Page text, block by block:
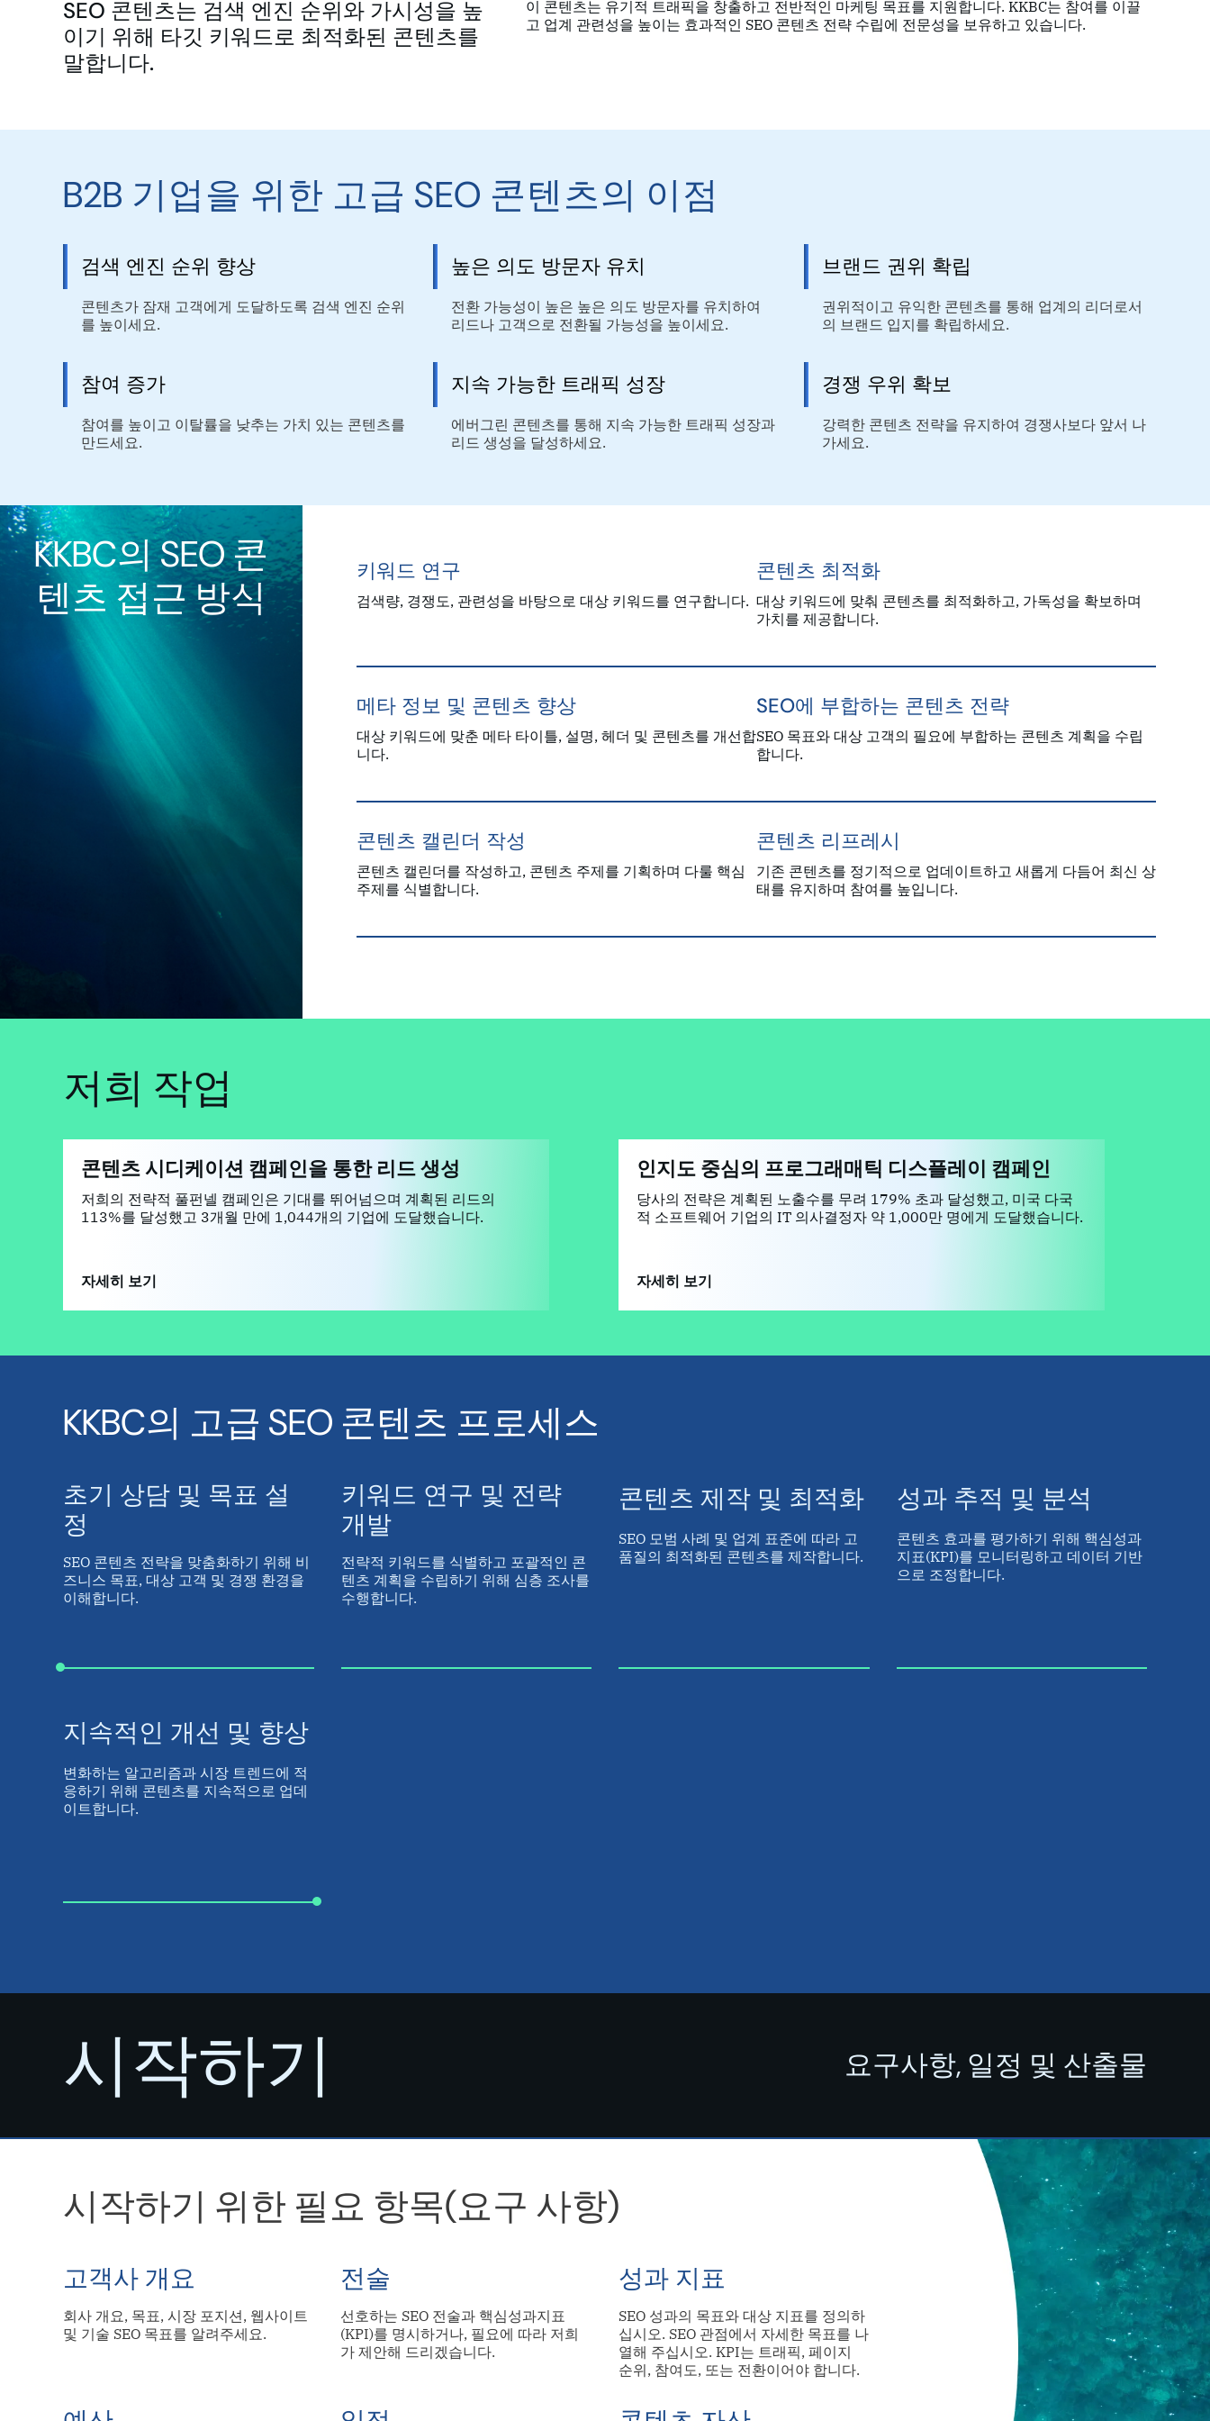
SEO 콘텐츠는 검색 엔진 순위와 가시성을 높
이기 위해 타깃 키워드로 최적화된 콘텐츠를
말합니다.
이 콘텐츠는 유기적 트래픽을 창출하고 전반적인 마케팅 목표를 지원합니다. KKBC는 참여를 이끌
고 업계 관련성을 높이는 효과적인 SEO 콘텐츠 전략 수립에 전문성을 보유하고 있습니다.
B2B 기업을 위한 고급 SEO 콘텐츠의 이점
검색 엔진 순위 향상
콘텐츠가 잠재 고객에게 도달하도록 검색 엔진 순위
를 높이세요.
높은 의도 방문자 유치
전환 가능성이 높은 높은 의도 방문자를 유치하여
리드나 고객으로 전환될 가능성을 높이세요.
브랜드 권위 확립
권위적이고 유익한 콘텐츠를 통해 업계의 리더로서
의 브랜드 입지를 확립하세요.
참여 증가
참여를 높이고 이탈률을 낮추는 가치 있는 콘텐츠를
만드세요.
지속 가능한 트래픽 성장
에버그린 콘텐츠를 통해 지속 가능한 트래픽 성장과
리드 생성을 달성하세요.
경쟁 우위 확보
강력한 콘텐츠 전략을 유지하여 경쟁사보다 앞서 나
가세요.
KKBC의 SEO 콘
텐츠 접근 방식
키워드 연구
검색량, 경쟁도, 관련성을 바탕으로 대상 키워드를 연구합니다.
콘텐츠 최적화
대상 키워드에 맞춰 콘텐츠를 최적화하고, 가독성을 확보하며
가치를 제공합니다.
메타 정보 및 콘텐츠 향상
대상 키워드에 맞춘 메타 타이틀, 설명, 헤더 및 콘텐츠를 개선합
니다.
SEO에 부합하는 콘텐츠 전략
SEO 목표와 대상 고객의 필요에 부합하는 콘텐츠 계획을 수립
합니다.
콘텐츠 캘린더 작성
콘텐츠 캘린더를 작성하고, 콘텐츠 주제를 기획하며 다룰 핵심
주제를 식별합니다.
콘텐츠 리프레시
기존 콘텐츠를 정기적으로 업데이트하고 새롭게 다듬어 최신 상
태를 유지하며 참여를 높입니다.
저희 작업
콘텐츠 시디케이션 캠페인을 통한 리드 생성
저희의 전략적 풀펀넬 캠페인은 기대를 뛰어넘으며 계획된 리드의
113%를 달성했고 3개월 만에 1,044개의 기업에 도달했습니다.
자세히 보기
인지도 중심의 프로그래매틱 디스플레이 캠페인
당사의 전략은 계획된 노출수를 무려 179% 초과 달성했고, 미국 다국
적 소프트웨어 기업의 IT 의사결정자 약 1,000만 명에게 도달했습니다.
자세히 보기
KKBC의 고급 SEO 콘텐츠 프로세스
초기 상담 및 목표 설
정
SEO 콘텐츠 전략을 맞춤화하기 위해 비
즈니스 목표, 대상 고객 및 경쟁 환경을
이해합니다.
키워드 연구 및 전략
개발
전략적 키워드를 식별하고 포괄적인 콘
텐츠 계획을 수립하기 위해 심층 조사를
수행합니다.
콘텐츠 제작 및 최적화
SEO 모범 사례 및 업계 표준에 따라 고
품질의 최적화된 콘텐츠를 제작합니다.
성과 추적 및 분석
콘텐츠 효과를 평가하기 위해 핵심성과
지표(KPI)를 모니터링하고 데이터 기반
으로 조정합니다.
지속적인 개선 및 향상
변화하는 알고리즘과 시장 트렌드에 적
응하기 위해 콘텐츠를 지속적으로 업데
이트합니다.
시작하기 요구사항, 일정 및 산출물
시작하기 위한 필요 항목(요구 사항)
고객사 개요
회사 개요, 목표, 시장 포지션, 웹사이트
및 기술 SEO 목표를 알려주세요.
전술
선호하는 SEO 전술과 핵심성과지표
(KPI)를 명시하거나, 필요에 따라 저희
가 제안해 드리겠습니다.
성과 지표
SEO 성과의 목표와 대상 지표를 정의하
십시오. SEO 관점에서 자세한 목표를 나
열해 주십시오. KPI는 트래픽, 페이지
순위, 참여도, 또는 전환이어야 합니다.